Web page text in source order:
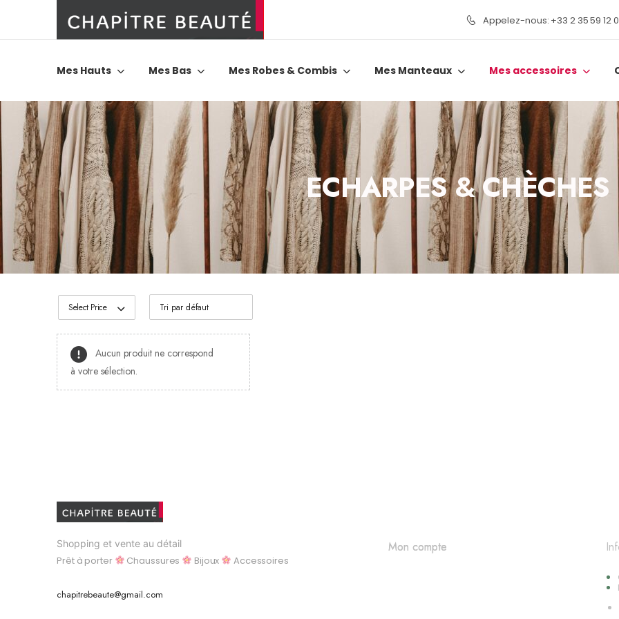
Appelez-nous: +33 2 35 59 12
Mes Hauts Mes Bas Mes Robes & Combis Mes Manteaux Mes accessoires
ECHARPES & CHÈCHES
Select Price
Aucun produit ne correspond
à votre sélection.
Shopping et vente au détail
Prêt à porter Chaussures Bijoux Accessoires
chapitrebeaute@gmail.com
Mon compte